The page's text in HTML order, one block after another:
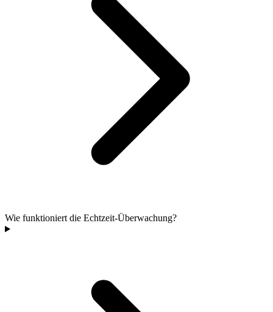
Wie funktioniert die Echtzeit-Überwachung?